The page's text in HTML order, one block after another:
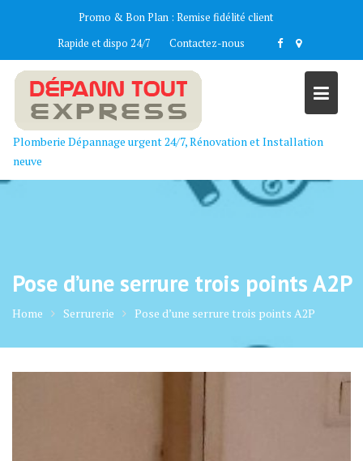
Promo & Bon Plan : Remise fidélité client
Rapide et dispo 24/7
Contactez-nous
Plomberie Dépannage urgent 24/7, Rénovation et Installation
neuve
Pose d’une serrure trois points A2P
Home Serrurerie Pose d’une serrure trois points A2P